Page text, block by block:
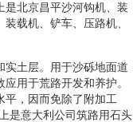
是北京昌平沙河钩机、装
载机、铲车、压路机、
实土层。用于沙砾地面道
用于荒路开发和养护。
平，因而免除了附加工
是意大利公司筑路用石头